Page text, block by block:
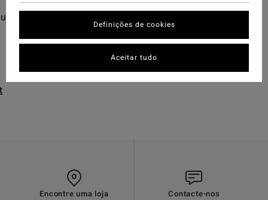
shop
@erviksurfshop
Encontre uma loja Contacte-nos
Definições de cookies
Aceitar tudo